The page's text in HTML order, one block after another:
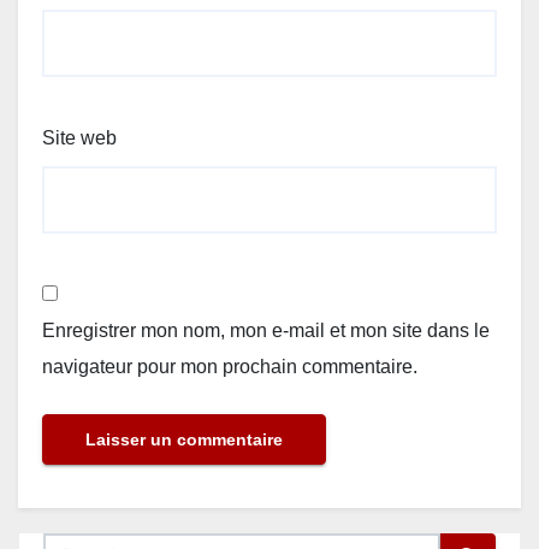
Site web
Enregistrer mon nom, mon e-mail et mon site dans le
navigateur pour mon prochain commentaire.